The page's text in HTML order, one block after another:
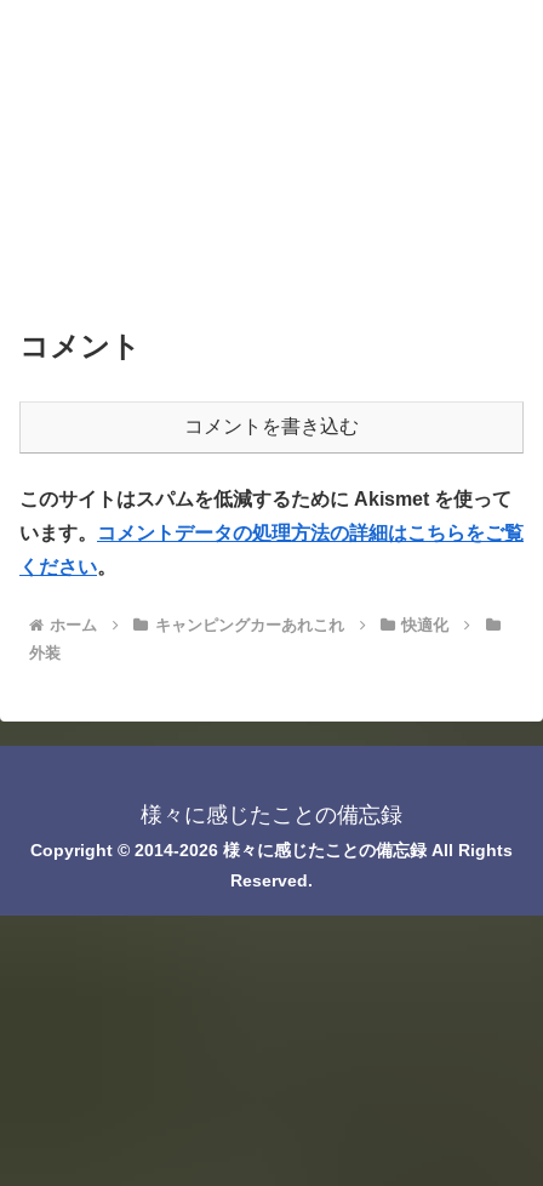
コメント
コメントを書き込む
このサイトはスパムを低減するために Akismet を使って
います。
コメントデータの処理方法の詳細はこちらをご覧
ください。
ホーム キャンピングカーあれこれ
快適化
外装
様々に感じたことの備忘録
Copyright © 2014-2026 様々に感じたことの備忘録 All Rights
Reserved.